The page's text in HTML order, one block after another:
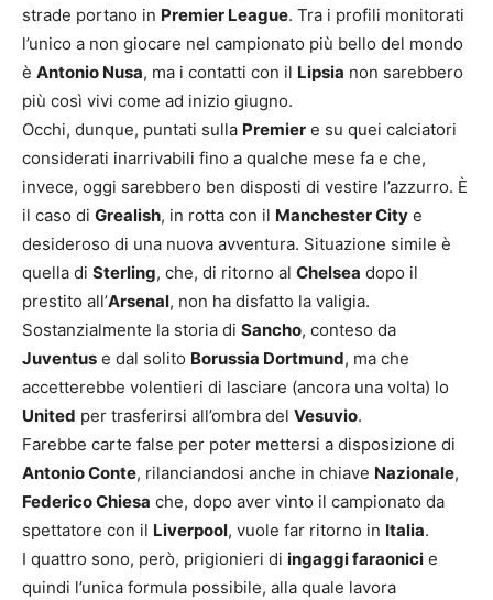
strade portano in Premier League. Tra i profili monitorati
l’unico a non giocare nel campionato più bello del mondo
è Antonio Nusa, ma i contatti con il Lipsia non sarebbero
più così vivi come ad inizio giugno.
Occhi, dunque, puntati sulla Premier e su quei calciatori
considerati inarrivabili fino a qualche mese fa e che,
invece, oggi sarebbero ben disposti di vestire l’azzurro. È
il caso di Grealish, in rotta con il Manchester City e
desideroso di una nuova avventura. Situazione simile è
quella di Sterling, che, di ritorno al Chelsea dopo il
prestito all’Arsenal, non ha disfatto la valigia.
Sostanzialmente la storia di Sancho, conteso da
Juventus e dal solito Borussia Dortmund, ma che
accetterebbe volentieri di lasciare (ancora una volta) lo
United per trasferirsi all’ombra del Vesuvio.
Farebbe carte false per poter mettersi a disposizione di
Antonio Conte, rilanciandosi anche in chiave Nazionale,
Federico Chiesa che, dopo aver vinto il campionato da
spettatore con il Liverpool, vuole far ritorno in Italia.
I quattro sono, però, prigionieri di ingaggi faraonici e
quindi l’unica formula possibile, alla quale lavora